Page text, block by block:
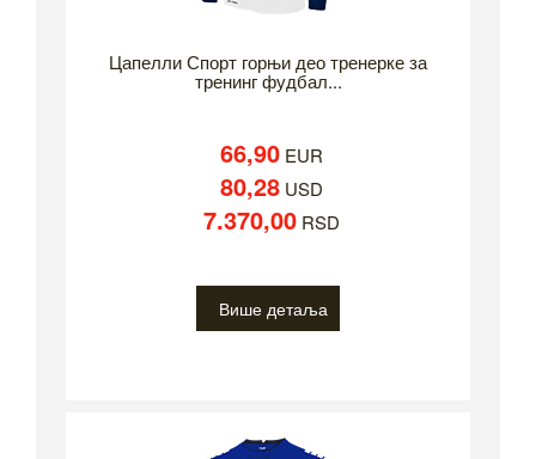
Цапелли Спорт горњи део тренерке за
тренинг фудбал...
66,90EUR
80,28USD
7.370,00RSD
Више детаља